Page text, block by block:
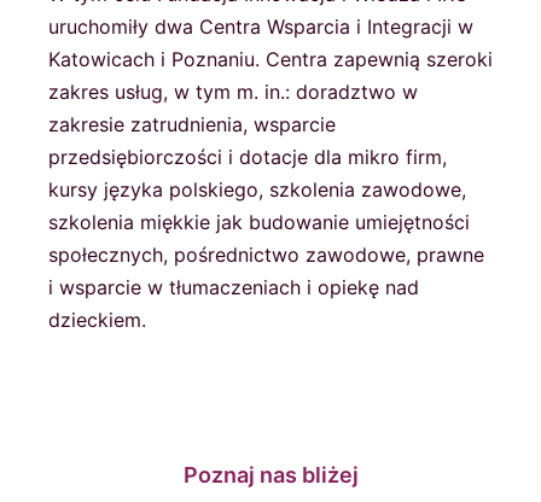
uruchomiły dwa Centra Wsparcia i Integracji w
Katowicach i Poznaniu. Centra zapewnią szeroki
zakres usług, w tym m. in.: doradztwo w
zakresie zatrudnienia, wsparcie
przedsiębiorczości i dotacje dla mikro firm,
kursy języka polskiego, szkolenia zawodowe,
szkolenia miękkie jak budowanie umiejętności
społecznych, pośrednictwo zawodowe, prawne
i wsparcie w tłumaczeniach i opiekę nad
dzieckiem.
Poznaj nas bliżej